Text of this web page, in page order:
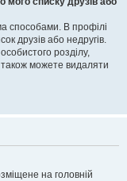
способами. В профілі
друзів або недругів.
розділу,
можете видаляти
на головній